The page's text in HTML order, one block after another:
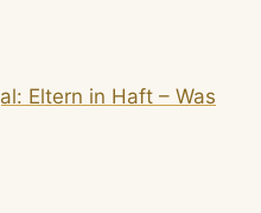
Eltern in Haft – Was